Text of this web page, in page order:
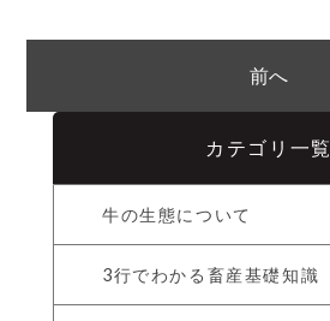
前へ
カテゴリ一覧
牛の生態について
3行でわかる畜産基礎知識